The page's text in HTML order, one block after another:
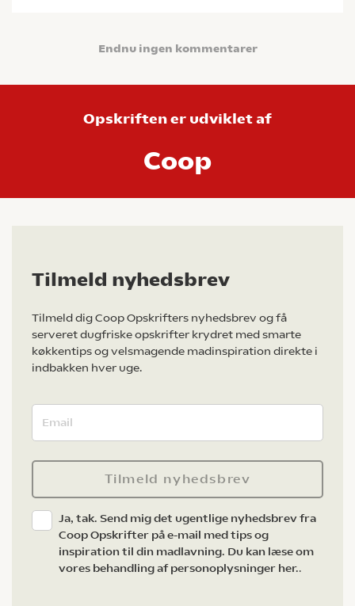
Endnu ingen kommentarer
Opskriften er udviklet af
Coop
Tilmeld nyhedsbrev
Tilmeld dig Coop Opskrifters nyhedsbrev og få
serveret dugfriske opskrifter krydret med smarte
køkkentips og velsmagende madinspiration direkte i
indbakken hver uge.
Tilmeld nyhedsbrev
Ja, tak. Send mig det ugentlige nyhedsbrev fra
Coop Opskrifter på e-mail med tips og
inspiration til din madlavning. Du kan læse om
vores behandling af personoplysninger her..